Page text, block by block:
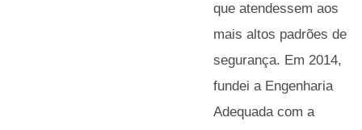
que atendessem aos
mais altos padrões de
segurança. Em 2014,
fundei a Engenharia
Adequada com a